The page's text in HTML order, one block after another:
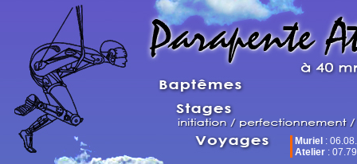
Muriel :
Atelier :